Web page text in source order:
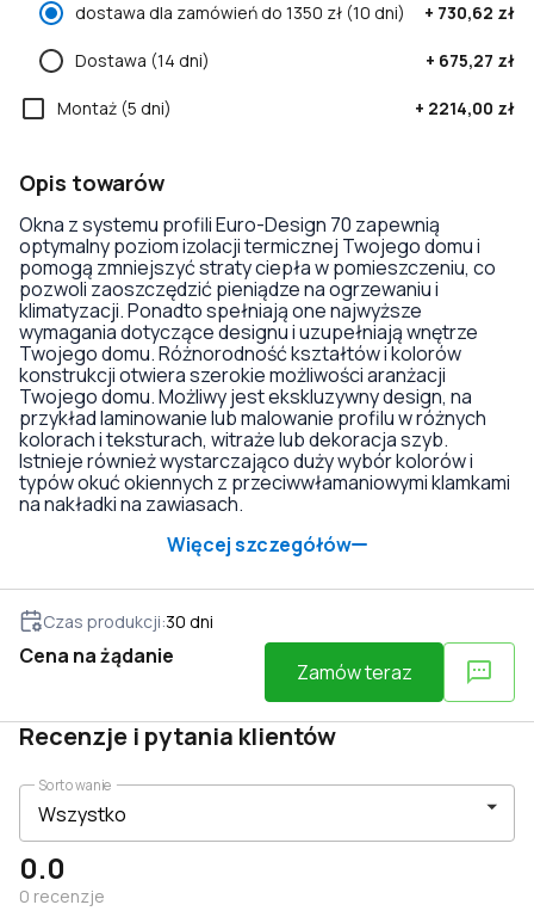
dostawa dla zamówień do 1350 zł (10 dni) + 730,62 zł
Dostawa (14 dni) + 675,27 zł
Montaż (5 dni) + 2214,00 zł
Opis towarów
Okna z systemu profili Euro-Design 70 zapewnią
optymalny poziom izolacji termicznej Twojego domu i
pomogą zmniejszyć straty ciepła w pomieszczeniu, co
pozwoli zaoszczędzić pieniądze na ogrzewaniu i
klimatyzacji. Ponadto spełniają one najwyższe
wymagania dotyczące designu i uzupełniają wnętrze
Twojego domu. Różnorodność kształtów i kolorów
konstrukcji otwiera szerokie możliwości aranżacji
Twojego domu. Możliwy jest ekskluzywny design, na
przykład laminowanie lub malowanie profilu w różnych
kolorach i teksturach, witraże lub dekoracja szyb.
Istnieje również wystarczająco duży wybór kolorów i
typów okuć okiennych z przeciwwłamaniowymi klamkami
na nakładki na zawiasach.
Więcej szczegółów
Czas produkcji:30 dni
Cena na żądanie
Zamów teraz
Recenzje i pytania klientów
0.0
0 recenzje
Sortowanie